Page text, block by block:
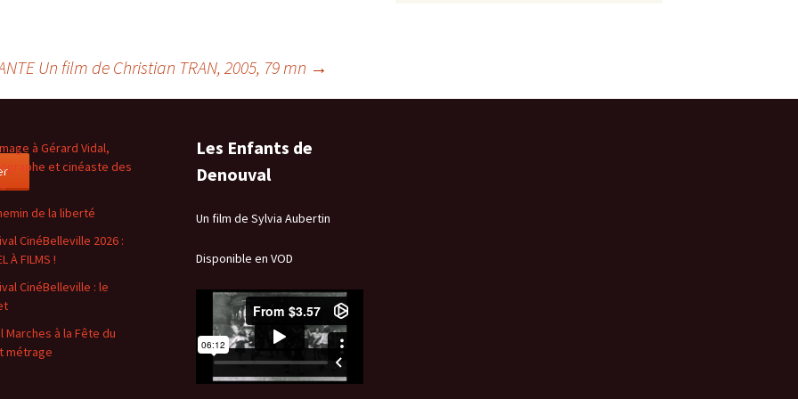
Un film de Christian TRAN, 2005, 79 mn →
à Gérard Vidal,
et cinéaste des
de la liberté
CinéBelleville 2026 :
À FILMS !
CinéBelleville : le
Marches à la Fête du
métrage
Les Enfants de
Denouval
Un film de Sylvia Aubertin
Disponible en VOD